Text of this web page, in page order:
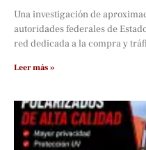
Una investigación de
autoridades federales de
red dedicada a la compra y
Leer más »